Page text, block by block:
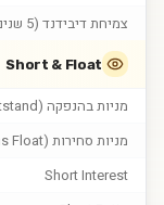
צמיחת דיבידנד (5 שנים)
Short & Float
מניות בהנפקה (Shs Outstand)
מניות סחירות (Shs Float)
Short Interest